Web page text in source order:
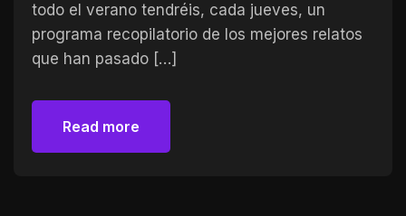
todo el verano tendréis, cada jueves, un
programa recopilatorio de los mejores relatos
que han pasado […]
Read more